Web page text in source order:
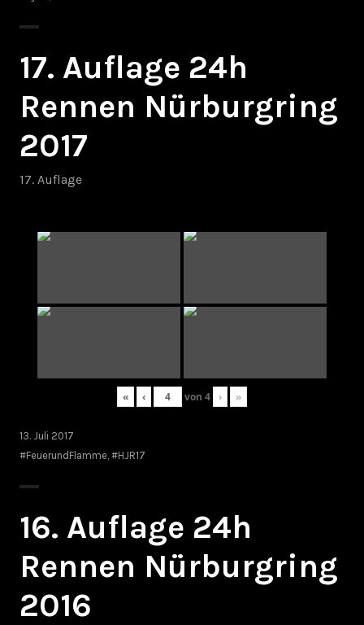
17. Auflage 24h
Rennen Nürburgring
2017
17. Auflage
« ‹ von 4 › »
13. Juli 2017
#FeuerundFlamme #HJR17
16. Auflage 24h
Rennen Nürburgring
2016